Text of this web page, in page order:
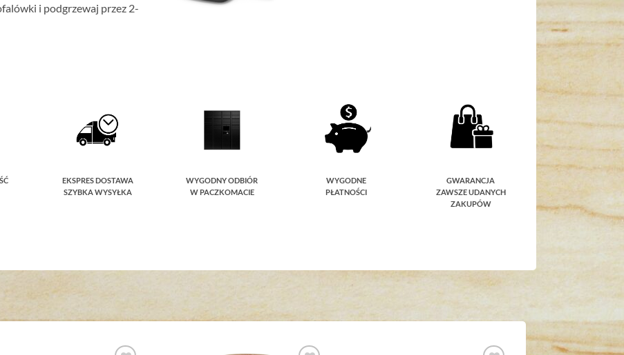
i podgrzewaj przez 2-
EKSPRES DOSTAWA
SZYBKA WYSYŁKA
WYGODNY ODBIÓR
W PACZKOMACIE
WYGODNE
PŁATNOŚCI
GWARANCJA
ZAWSZE UDANYCH
ZAKUPÓW